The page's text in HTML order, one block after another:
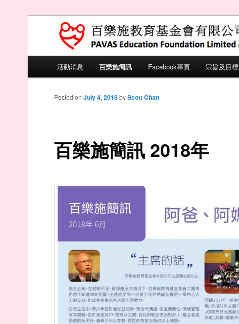
百樂施教育基金會
PAVAS Education Foundation Limited (IR File No.
91/13041)
Skip to primary content
Skip to secondary content
活動消息 百樂施簡訊 Facebook專頁 宗旨及目標
百樂施簡訊 2018年
Posted onJuly 4, 2018 byScott Chan